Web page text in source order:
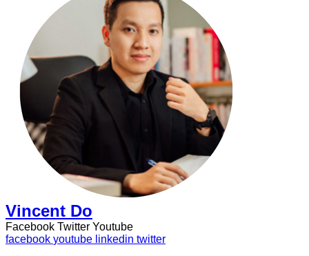
Vincent Do
Facebook Twitter Youtube
facebook youtube linkedin twitter